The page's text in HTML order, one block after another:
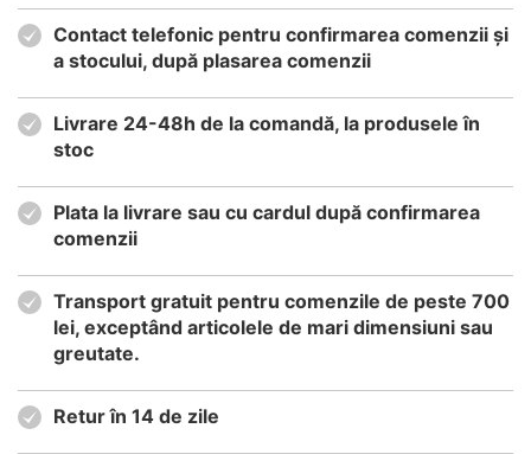
Contact telefonic pentru confirmarea comenzii și
a stocului, după plasarea comenzii
Livrare 24-48h de la comandă, la produsele în
stoc
Plata la livrare sau cu cardul după confirmarea
comenzii
Transport gratuit pentru comenzile de peste 700
lei, exceptând articolele de mari dimensiuni sau
greutate.
Retur în 14 de zile